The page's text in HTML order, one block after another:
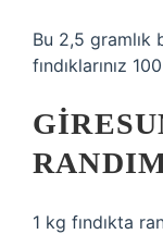
Bu 2,5 gramlık
fındıklarınız
1 kg fındıkta